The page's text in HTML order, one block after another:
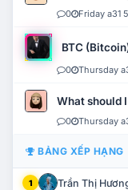
0 Friday a31
BTC
0 Thursday
What should
0 Thursday
BẢNG XẾP HẠNG
1 Trần Thị